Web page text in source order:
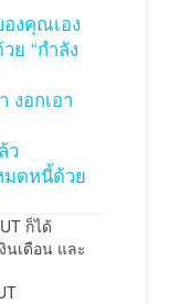
งคุณเอง
ย “กำลัง
งอกเอา
ว
มดหนี้ด้วย
ก็ได้
นเดือน และ